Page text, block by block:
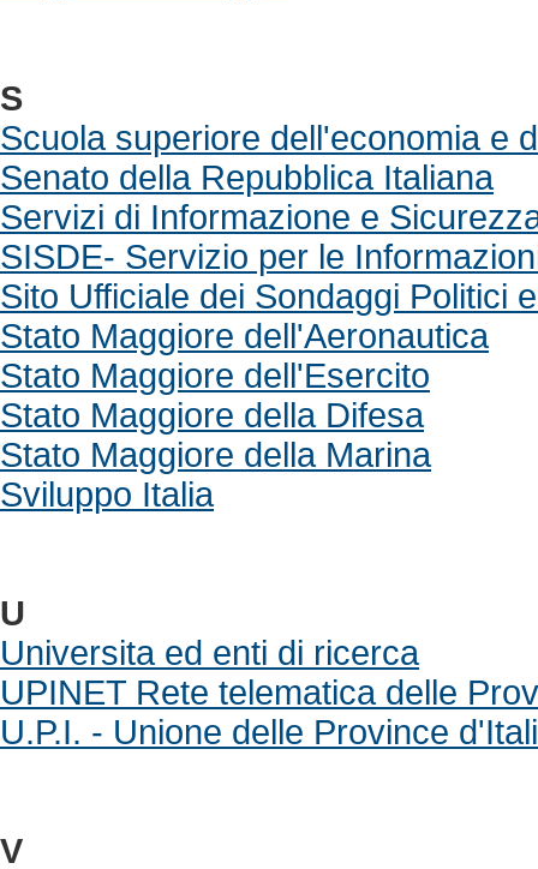
S
Scuola superiore dell'economia e
Senato della Repubblica Italiana
Servizi di Informazione e
SISDE- Servizio per le
Sito Ufficiale dei Sondaggi Politici
Stato Maggiore dell'Aeronautica
Stato Maggiore dell'Esercito
Stato Maggiore della Difesa
Stato Maggiore della Marina
Sviluppo Italia
U
Universita ed enti di ricerca
UPINET Rete telematica delle
U.P.I. - Unione delle Province
V